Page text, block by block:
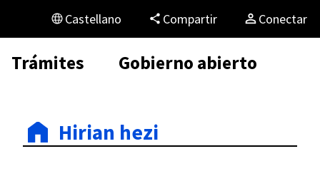
Castellano Compartir Conectar
Trámites Gobierno abierto
Hirian hezi